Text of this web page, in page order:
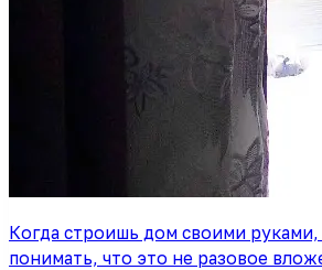
Когда строишь дом своими руками,
понимать, что это не разовое